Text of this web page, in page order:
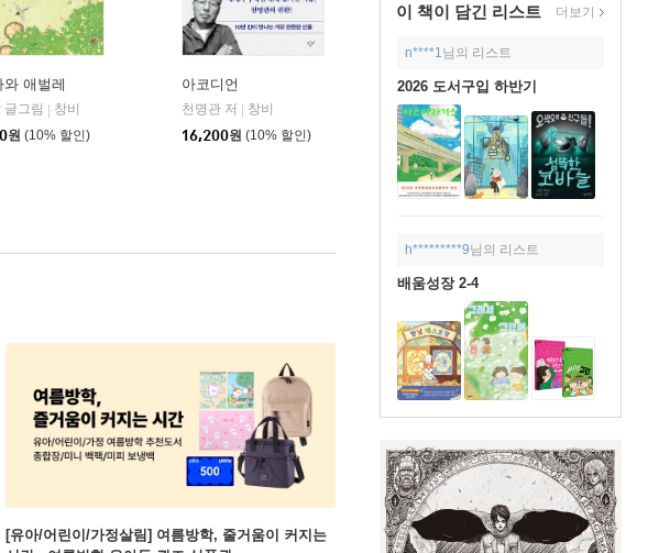
이 책이 담긴 리스트 더보기
n****1 님의 리스트
2026 도서구입 하반기
h*********9님의 리스트
배움성장 2-4
와 애벌레
글그림
창비
원 (10% 할인)
아코디언
천명관 저
창비
16,200원 (10% 할인)
[유아/어린이/가정살림] 여름방학, 줄거움이 커지는